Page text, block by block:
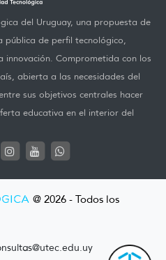
del Uruguay, una propuesta de
pública de perfil tecnológico,
Comprometida con los
abierta a las necesidades del
sus objetivos centrales hacer
educativa en el interior del
@ 2026 - Todos los